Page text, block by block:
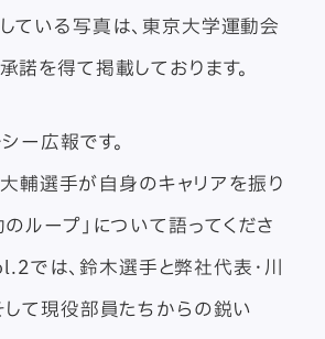
ている写真は、東京大学運動会
諾を得て掲載しております。
ー広報です。
輔選手が自身のキャリアを振り
ループ」について語ってくださ
では、鈴木選手と弊社代表・川
して現役部員たちからの鋭い